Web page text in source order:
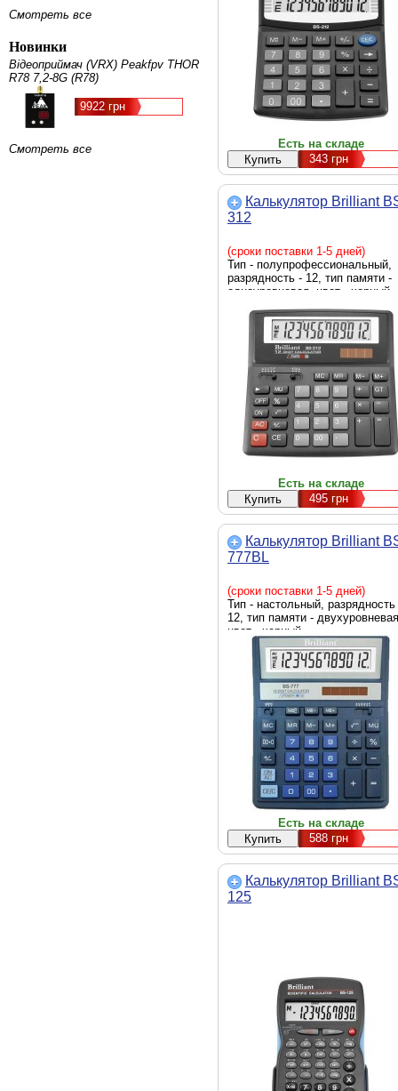
Смотреть все
Новинки
Відеоприймач (VRX) Peakfpv THOR
R78 7,2-8G (R78)
9922 грн
Смотреть все
Есть на складе
343грн
Калькулятор Brilliant
312
(сроки поставки 1-5 дней)
Тип - полупрофессиональный,
разрядность - 12, тип памяти -
одноуровневая, цвет - черный
Есть на складе
495грн
Калькулятор Brilliant
777BL
(сроки поставки 1-5 дней)
Тип - настольный, разрядность
12, тип памяти -
цвет - черный
Есть на складе
588грн
Калькулятор Brilliant
125